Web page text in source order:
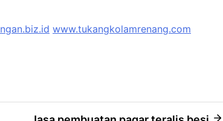
www.tukangkolamrenang.com